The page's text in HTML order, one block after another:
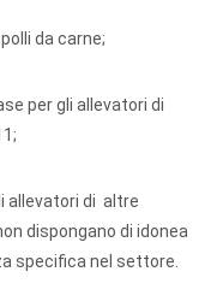
da carne;
per gli allevatori di
di altre
dispongano di idonea
specifica nel settore.